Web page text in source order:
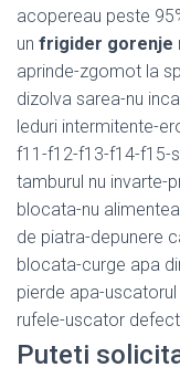
acopereau peste
un frigider gorenje
aprinde-zgomot la
dizolva sarea-nu
leduri intermitente-
f11-f12-f13-f14-f15-
tamburul nu invarte-
blocata-nu
de piatra-depunere
blocata-curge apa
pierde apa-
rufele-uscator
Puteti